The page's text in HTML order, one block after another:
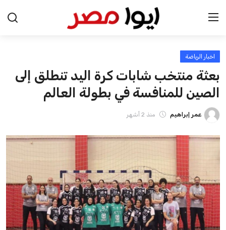
الرئيسية
اخبار مصر
عرب وعالم
اقتصاد
اخبار الرياضة
منوعات
فن وثقافة
اخبار الرياضة
بعثة منتخب شابات كرة اليد تنطلق إلى
الصين للمنافسة في بطولة العالم
عمر إبراهيم منذ 2 أشهر